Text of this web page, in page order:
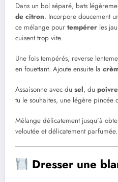
Dans un bol séparé, bats
de citron. Incorpore doucement
ce mélange pour tempérer les
cuisent trop vite.
Une fois tempérés, reverse
en fouettant. Ajoute ensuite la
Assaisonne avec du sel, du
tu le souhaites, une légère pincée
Mélange délicatement jusqu’à
veloutée et délicatement parfumée.
Dresser une